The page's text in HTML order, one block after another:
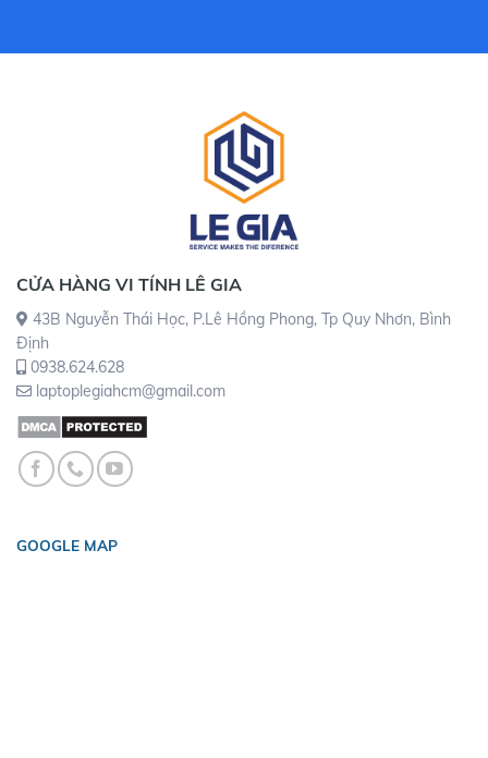
CỬA HÀNG VI TÍNH LÊ GIA
43B Nguyễn Thái Học, P.Lê Hồng Phong, Tp Quy Nhơn, Bình
Định
0938.624.628
laptoplegiahcm@gmail.com
GOOGLE MAP